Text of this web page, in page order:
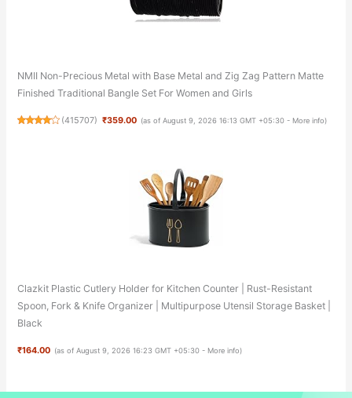
NMII Non-Precious Metal with Base Metal and Zig Zag Pattern Matte
Finished Traditional Bangle Set For Women and Girls
(415707) ₹359.00 (as of August 9, 2026 16:13 GMT +05:30 - More info)
Clazkit Plastic Cutlery Holder for Kitchen Counter | Rust-Resistant
Spoon, Fork & Knife Organizer | Multipurpose Utensil Storage Basket |
Black
₹164.00 (as of August 9, 2026 16:23 GMT +05:30 - More info)